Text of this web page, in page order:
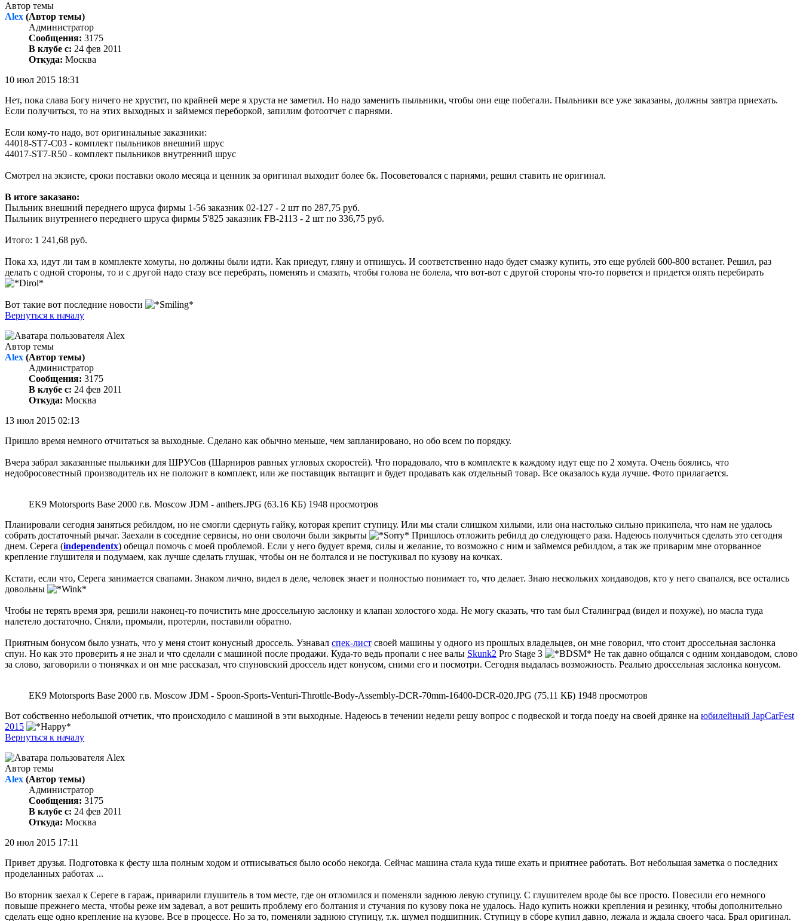
Автор темы
Alex (Автор темы)
Администратор
Сообщения: 3175
В клубе с: 24 фев 2011
Откуда: Москва
10 июл 2015 18:31
Нет, пока слава Богу ничего не хрустит, по крайней мере я хруста не заметил. Но надо заменить пыльники, чтобы они еще побегали. Пыльники все уже заказаны, должны завтра приехать.
Если получиться, то на этих выходных и займемся переборкой, запилим фотоотчет с парнями.
Если кому-то надо, вот оригинальные заказники:
44018-ST7-C03 - комплект пыльников внешний шрус
44017-ST7-R50 - комплект пыльников внутренний шрус
Смотрел на экзисте, сроки поставки около месяца и ценник за оригинал выходит более 6к. Посоветовался с парнями, решил ставить не оригинал.
В итоге заказано:
Пыльник внешний переднего шруса фирмы 1-56 заказник 02-127 - 2 шт по 287,75 руб.
Пыльник внутреннего переднего шруса фирмы 5'825 заказник FB-2113 - 2 шт по 336,75 руб.
Итого: 1 241,68 руб.
Пока хз, идут ли там в комплекте хомуты, но должны были идти. Как приедут, гляну и отпишусь. И соответственно надо будет смазку купить, это еще рублей 600-800 встанет. Решил, раз
делать с одной стороны, то и с другой надо стазу все перебрать, поменять и смазать, чтобы голова не болела, что вот-вот с другой стороны что-то порвется и придется опять перебирать
Вот такие вот последние новости
Вернуться к началу
Автор темы
Alex (Автор темы)
Администратор
Сообщения: 3175
В клубе с: 24 фев 2011
Откуда: Москва
13 июл 2015 02:13
Пришло время немного отчитаться за выходные. Сделано как обычно меньше, чем запланировано, но обо всем по порядку.
Вчера забрал заказанные пылькики для ШРУСов (Шарниров равных угловых скоростей). Что порадовало, что в комплекте к каждому идут еще по 2 хомута. Очень боялись, что
недобросовестный производитель их не положит в комплект, или же поставщик вытащит и будет продавать как отдельный товар. Все оказалось куда лучше. Фото прилагается.
EK9 Motorsports Base 2000 г.в. Moscow JDM - anthers.JPG (63.16 КБ) 1948 просмотров
Планировали сегодня заняться ребилдом, но не смогли сдернуть гайку, которая крепит ступицу. Или мы стали слишком хилыми, или она настолько сильно прикипела, что нам не удалось
собрать достаточный рычаг. Заехали в соседние сервисы, но они сволочи были закрыты
Пришлось отложить ребилд до следующего раза. Надеюсь получиться сделать это сегодня
днем. Серега (independentx) обещал помочь с моей проблемой. Если у него будует время, силы и желание, то возможно с ним и займемся ребилдом, а так же приварим мне оторванное
крепление глушителя и подумаем, как лучше сделать глушак, чтобы он не болтался и не постукивал по кузову на кочках.
Кстати, если что, Серега занимается свапами. Знаком лично, видел в деле, человек знает и полностью понимает то, что делает. Знаю нескольких хондаводов, кто у него свапался, все остались
довольны
Чтобы не терять время зря, решили наконец-то почистить мне дроссельную заслонку и клапан холостого хода. Не могу сказать, что там был Сталинград (видел и похуже), но масла туда
налетело достаточно. Сняли, промыли, протерли, поставили обратно.
Приятным бонусом было узнать, что у меня стоит конусный дроссель. Узнавал спек-лист своей машины у одного из прошлых владельцев, он мне говорил, что стоит дроссельная заслонка
спун. Но как это проверить я не знал и что сделали с машиной после продажи. Куда-то ведь пропали с нее валы Skunk2 Pro Stage 3
Не так давно общался с одним хондаводом, слово
за слово, заговорили о тюнячках и он мне рассказал, что спуновский дроссель идет конусом, сними его и посмотри. Сегодня выдалаcь возможность. Реально дроссельная заслонка конусом.
EK9 Motorsports Base 2000 г.в. Moscow JDM - Spoon-Sports-Venturi-Throttle-Body-Assembly-DCR-70mm-16400-DCR-020.JPG (75.11 КБ) 1948 просмотров
Вот собственно небольшой отчетик, что происходило с машиной в эти выходные. Надеюсь в течении недели решу вопрос с подвеской и тогда поеду на своей дрянке на юбилейный JapCarFest
2015
Вернуться к началу
Автор темы
Alex (Автор темы)
Администратор
Сообщения: 3175
В клубе с: 24 фев 2011
Откуда: Москва
20 июл 2015 17:11
Привет друзья. Подготовка к фесту шла полным ходом и отписываться было особо некогда. Сейчас машина стала куда тише ехать и приятнее работать. Вот небольшая заметка о последних
проделанных работах ...
Во вторник заехал к Сереге в гараж, приварили глушитель в том месте, где он отломился и поменяли заднюю левую ступицу. С глушителем вроде бы все просто. Повесили его немного
повыше прежнего места, чтобы реже им задевал, а вот решить проблему его болтания и стучания по кузову пока не удалось. Надо купить ножки крепления и резинку, чтобы дополнительно
сделать еще одно крепление на кузове. Все в процессе. Но за то, поменяли заднюю ступицу, т.к. шумел подшипник. Ступицу в сборе купил давно, лежала и ждала своего часа. Брал оригинал.